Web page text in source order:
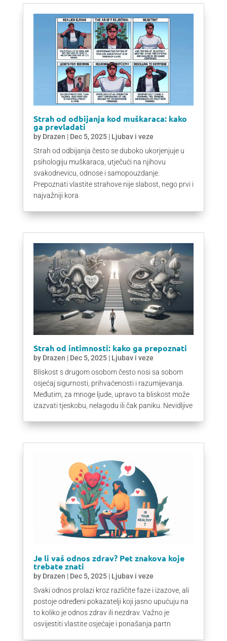
Strah od odbijanja kod muškaraca: kako
ga prevladati
by Drazen | Dec 5, 2025| Ljubav i veze
Strah od odbijanja često se duboko ukorjenjuje u
psihologiju muškaraca, utječući na njihovu
svakodnevicu, odnose i samopouzdanje.
Prepoznati vlastite strahove nije slabost, nego prvi i
najvažniji kora
Strah od intimnosti: kako ga prepoznati
by Drazen | Dec 5, 2025| Ljubav i veze
Bliskost s drugom osobom često nosi sa sobom
osjećaj sigurnosti, prihvaćenosti i razumijevanja.
Međutim, za mnoge ljude, upravo ta bliskost može
izazvati tjeskobu, nelagodu ili čak paniku. Nevidljive
Je li vaš odnos zdrav? Pet znakova koje
trebate znati
by Drazen | Dec 5, 2025| Ljubav i veze
Svaki odnos prolazi kroz različite faze i izazove, ali
postoje određeni pokazatelji koji jasno upućuju na
to koliko je odnos zdrav ili nezdrav. Važno je
osvijestiti vlastite osjećaje i ponašanja partn